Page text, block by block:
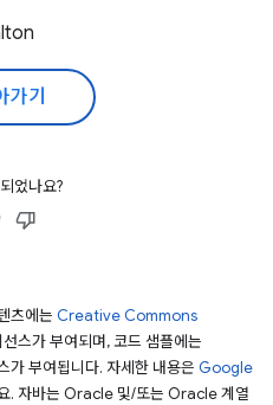
기
었나요?
츠에는 Creative Commons
스가 부여되며, 코드 샘플에는
가 부여됩니다. 자세한 내용은 Google
. 자바는 Oracle 및/또는 Oracle 계열